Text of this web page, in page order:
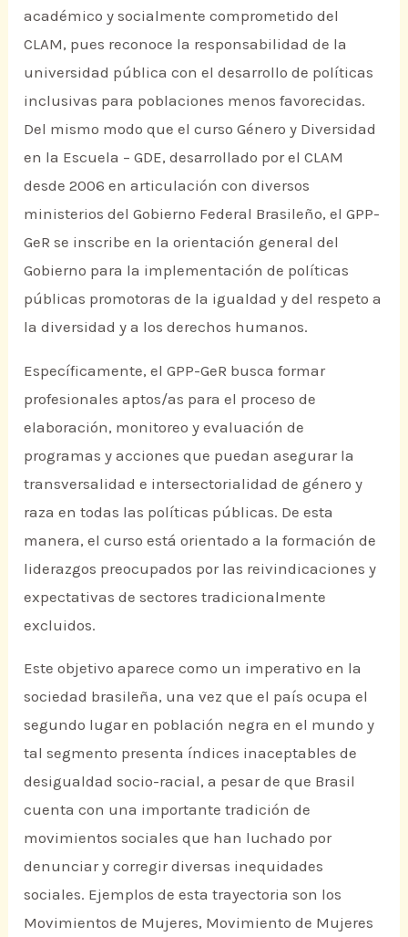
académico y socialmente comprometido del
CLAM, pues reconoce la responsabilidad de la
universidad pública con el desarrollo de políticas
inclusivas para poblaciones menos favorecidas.
Del mismo modo que el curso Género y Diversidad
en la Escuela – GDE, desarrollado por el CLAM
desde 2006 en articulación con diversos
ministerios del Gobierno Federal Brasileño, el GPP-
GeR se inscribe en la orientación general del
Gobierno para la implementación de políticas
públicas promotoras de la igualdad y del respeto a
la diversidad y a los derechos humanos.
Específicamente, el GPP-GeR busca formar
profesionales aptos/as para el proceso de
elaboración, monitoreo y evaluación de
programas y acciones que puedan asegurar la
transversalidad e intersectorialidad de género y
raza en todas las políticas públicas. De esta
manera, el curso está orientado a la formación de
liderazgos preocupados por las reivindicaciones y
expectativas de sectores tradicionalmente
excluidos.
Este objetivo aparece como un imperativo en la
sociedad brasileña, una vez que el país ocupa el
segundo lugar en población negra en el mundo y
tal segmento presenta índices inaceptables de
desigualdad socio-racial, a pesar de que Brasil
cuenta con una importante tradición de
movimientos sociales que han luchado por
denunciar y corregir diversas inequidades
sociales. Ejemplos de esta trayectoria son los
Movimientos de Mujeres, Movimiento de Mujeres